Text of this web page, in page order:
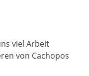
viel Arbeit
von Cachopos